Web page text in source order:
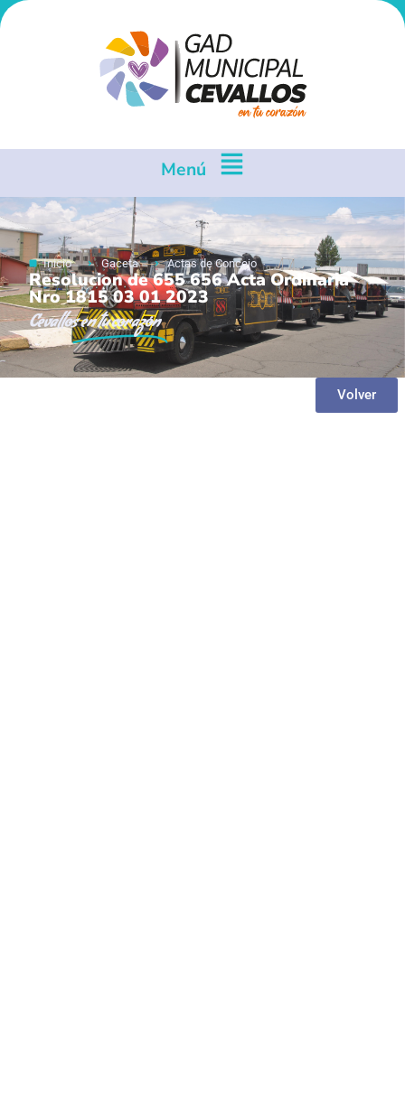
Menú
Inicio Gaceta Actas de Concejo
Resolucion de 655 656 Acta Ordinaria
Nro 1815 03 01 2023
Cevallosen tu corazón
Volver